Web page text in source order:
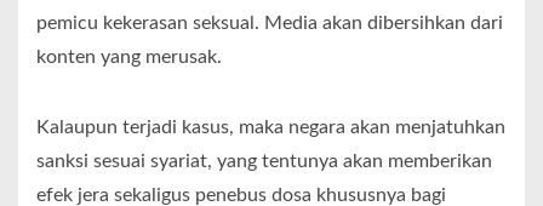
pemicu kekerasan seksual. Media akan dibersihkan dari
konten yang merusak.
Kalaupun terjadi kasus, maka negara akan menjatuhkan
sanksi sesuai syariat, yang tentunya akan memberikan
efek jera sekaligus penebus dosa khususnya bagi